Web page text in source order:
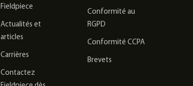
Fieldpiece
Actualités et
articles
Carrières
Contactez
Conformité au
RGPD
Conformité CCPA
Brevets